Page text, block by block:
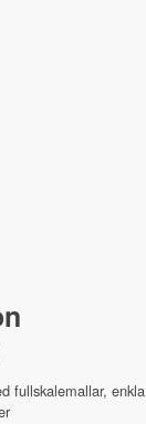
fullskalemallar, enkla